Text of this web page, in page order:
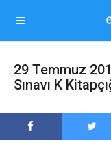
29 Temmuz
Sınavı K